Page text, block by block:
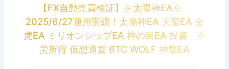
【FX自動売買検証】🌞太陽神EA🌞
2025/6/27運用実績！太陽神EA 天龍EA 金
虎EA ミリオンシップEA 神の目EA 投資 不
労所得 仮想通貨 BTC WOLF 神撃EA